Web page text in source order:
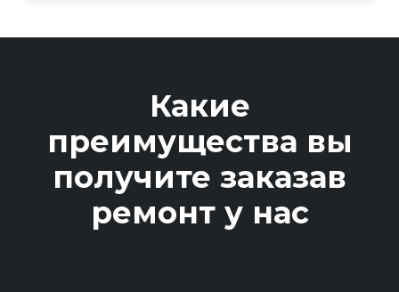
Какие
преимущества вы
получите заказав
ремонт у нас